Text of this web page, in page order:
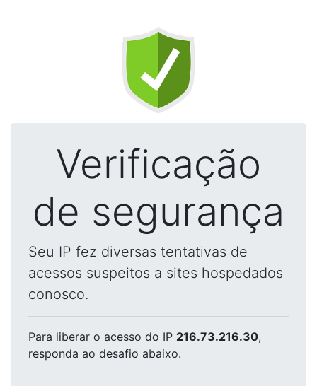
Verificação
de segurança
Seu IP fez diversas tentativas de
acessos suspeitos a sites hospedados
conosco.
Para liberar o acesso do IP 216.73.216.30,
responda ao desafio abaixo.